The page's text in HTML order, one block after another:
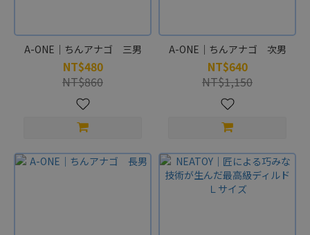
A-ONE｜ちんアナゴ 三男
NT$480
NT$860
A-ONE｜ちんアナゴ 次男
NT$640
NT$1,150